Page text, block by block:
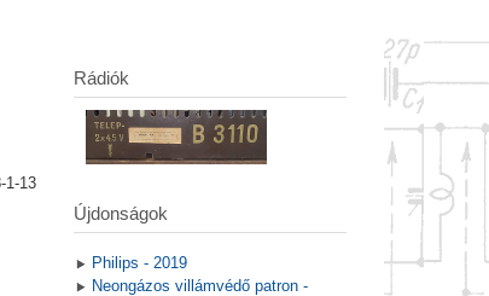
1-13
Rádiók
Újdonságok
Philips - 2019
Neongázos villámvédő patron -